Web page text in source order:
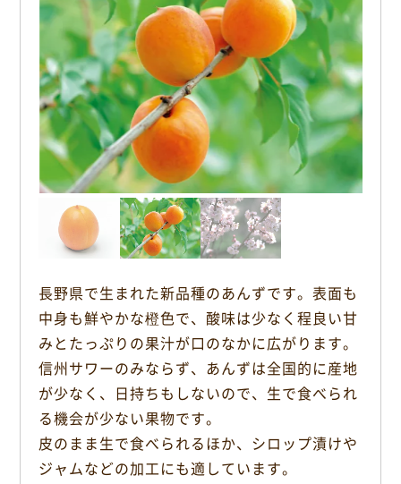
o
k
長野県で生まれた新品種のあんずです。表面も
中身も鮮やかな橙色で、酸味は少なく程良い甘
みとたっぷりの果汁が口のなかに広がります。
信州サワーのみならず、あんずは全国的に産地
が少なく、日持ちもしないので、生で食べられ
る機会が少ない果物です。
皮のまま生で食べられるほか、シロップ漬けや
ジャムなどの加工にも適しています。